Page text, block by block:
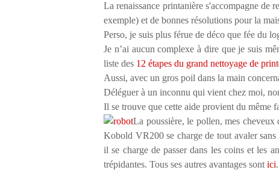
La renaissance printanière s'accompagne de
exemple) et de bonnes résolutions pour la
Perso, je suis plus férue de déco que fée du
Je n’ai aucun complexe à dire que je suis
liste des 12 étapes du grand nettoyage de
Aussi, avec un gros poil dans la main
Déléguer à un inconnu qui vient chez moi,
Il se trouve que cette aide provient du même
La poussière, le pollen, mes cheveux
Kobold VR200 se charge de tout avaler
il se charge de passer dans les coins et les
trépidantes. Tous ses autres avantages sont ici.